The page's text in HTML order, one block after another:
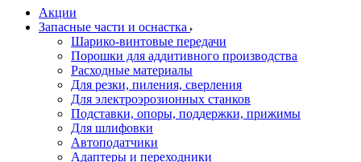
Акции
Запасные части и оснастка
Шарико-винтовые передачи
Порошки для аддитивного производства
Расходные материалы
Для резки, пиления, сверления
Для электроэрозионных станков
Подставки, опоры, поддержки, прижимы
Для шлифовки
Автоподатчики
Адаптеры и переходники